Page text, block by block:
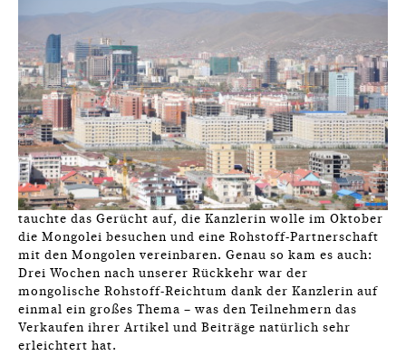
tauchte das Gerücht auf, die Kanzlerin wolle im Oktober
die Mongolei besuchen und eine Rohstoff-Partnerschaft
mit den Mongolen vereinbaren. Genau so kam es auch:
Drei Wochen nach unserer Rückkehr war der
mongolische Rohstoff-Reichtum dank der Kanzlerin auf
einmal ein großes Thema – was den Teilnehmern das
Verkaufen ihrer Artikel und Beiträge natürlich sehr
erleichtert hat.